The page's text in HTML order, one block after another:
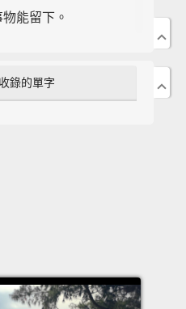
能留下。
be a color. Today,
彩。今天，我要拍藍
收錄的單字